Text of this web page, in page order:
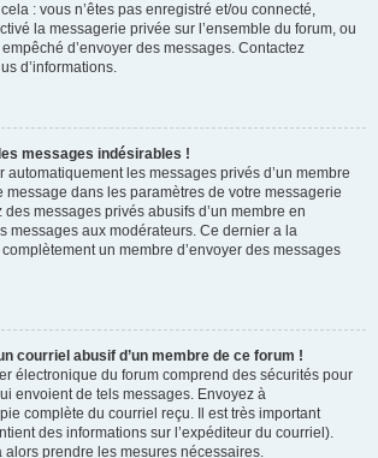
cela : vous n’êtes pas enregistré et/ou connecté,
la messagerie privée sur l’ensemble du forum, ou
empêché d’envoyer des messages. Contactez
d’informations.
messages indésirables !
automatiquement les messages privés d’un membre
message dans les paramètres de votre messagerie
messages privés abusifs d’un membre en
messages aux modérateurs. Ce dernier a la
un membre d’envoyer des messages
courriel abusif d’un membre de ce forum !
électronique du forum comprend des sécurités pour
envoient de tels messages. Envoyez à
complète du courriel reçu. Il est très important
des informations sur l’expéditeur du courriel).
alors prendre les mesures nécessaires.